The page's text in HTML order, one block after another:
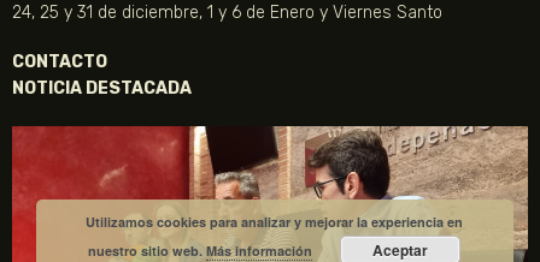
24, 25 y 31 de diciembre, 1 y 6 de Enero y Viernes Santo
CONTACTO
NOTICIA DESTACADA
Utilizamos cookies para analizar y mejorar la experiencia en
nuestro sitio web.Más información Aceptar